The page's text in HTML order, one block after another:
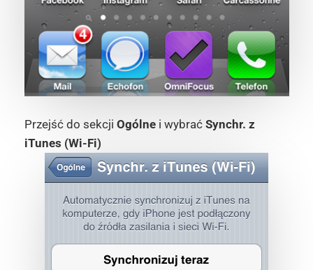
Przejść do sekcji Ogólnei wybrać Synchr. z
iTunes (Wi-Fi)